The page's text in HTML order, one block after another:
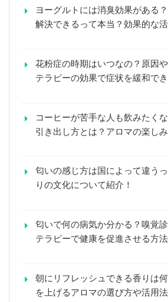
ヨーグルトには消臭効果がある
解決できるって本当？効果的な
花粉症の時期はいつなの？原因
テラピーの効果で症状を緩和で
コーヒーが苦手な人も飲みたく
引き出し方とは？アロマの楽しみ
匂いの感じ方は国によって違う
りの文化について紹介！
匂いで何の病気か分かる？嗅覚
テラピーで健康を促進させる方法
朝にリフレッシュできる香りは
を上げるアロマの選び方や活用法